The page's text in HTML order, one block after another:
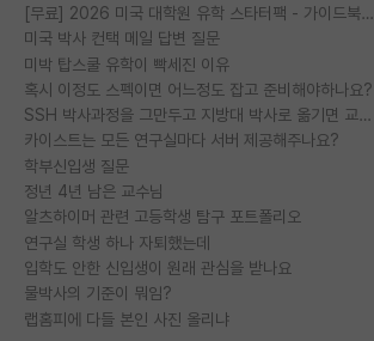
[무료] 2026 미국 대학원 유학 스타터팩 - 가이드북 & 합격자 컨택메일 템플릿
미국 박사 컨택 메일 답변 질문
미박 탑스쿨 유학이 빡세진 이유
혹시 이정도 스펙이면 어느정도 잡고 준비해야하나요?
SSH 박사과정을 그만두고 지방대 박사로 옮기면 교수의 꿈은 끝일까요?
카이스트는 모든 연구실마다 서버 제공해주나요?
학부신입생 질문
정년 4년 남은 교수님
알츠하이머 관련 고등학생 탐구 포트폴리오
연구실 학생 하나 자퇴했는데
입학도 안한 신입생이 원래 관심을 받나요
물박사의 기준이 뭐임?
랩홈피에 다들 본인 사진 올리냐